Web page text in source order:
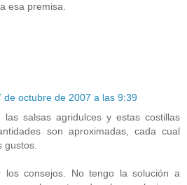
esa premisa.
de octubre de 2007 a las 9:39
salsas agridulces y estas costillas
son aproximadas, cada cual
gustos.
los consejos. No tengo la solución a